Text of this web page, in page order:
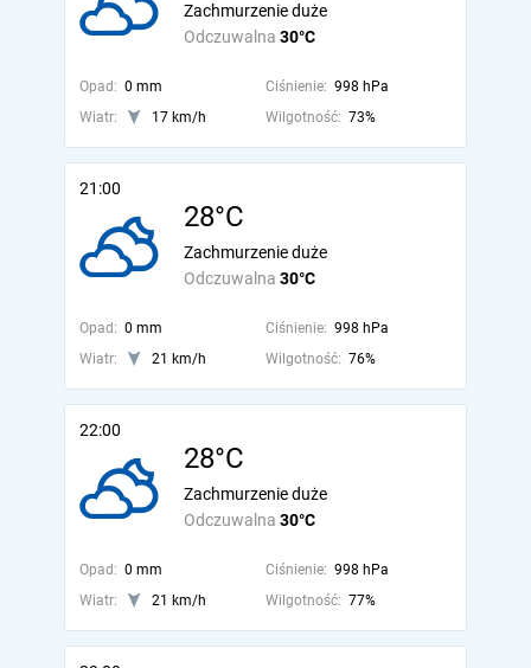
Odczuwalna 30°C
Zachmurzenie duże
Opad: 0 mm Ciśnienie: 998 hPa
Wiatr:
17 km/h Wilgotność: 73%
21:00
28°C
Odczuwalna 30°C
Zachmurzenie duże
Opad: 0 mm Ciśnienie: 998 hPa
Wiatr:
21 km/h Wilgotność: 76%
22:00
28°C
Odczuwalna 30°C
Zachmurzenie duże
Opad: 0 mm Ciśnienie: 998 hPa
Wiatr:
21 km/h Wilgotność: 77%